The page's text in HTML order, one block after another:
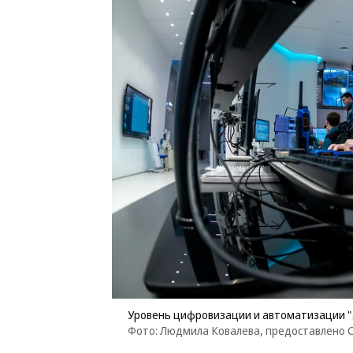
Уровень цифровизации и
Фото: Людмила Ковалева, предоставлено